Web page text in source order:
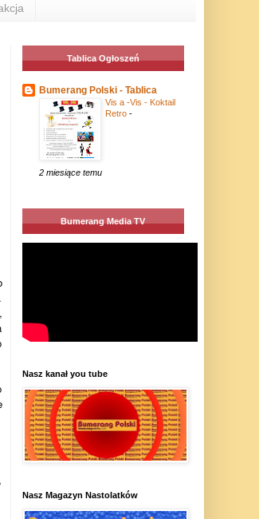
Tablica Ogłoszeń
Bumerang Polski - Tablica
Vis a -Vis - Koktail
Retro -
2 miesiące temu
Bumerang Media TV
Nasz kanał you tube
Nasz Magazyn Nastolatków